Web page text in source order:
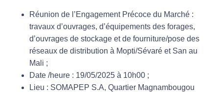
Réunion de l’Engagement Précoce du Marché :
travaux d’ouvrages, d’équipements des forages,
d’ouvrages de stockage et de fourniture/pose des
réseaux de distribution à Mopti/Sévaré et San au
Mali ;
Date /heure : 19/05/2025 à 10h00 ;
Lieu : SOMAPEP S.A, Quartier Magnambougou